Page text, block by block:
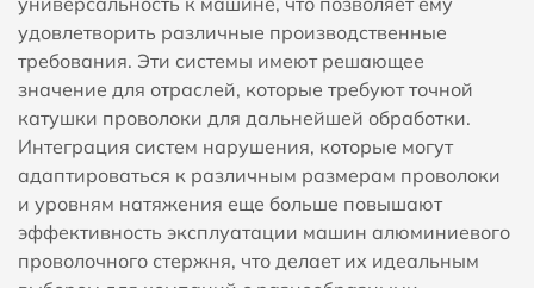
удовлетворить различные производственные
требования. Эти системы имеют решающее
значение для отраслей, которые требуют точной
катушки проволоки для дальнейшей обработки.
Интеграция систем нарушения, которые могут
адаптироваться к различным размерам проволоки
и уровням натяжения еще больше повышают
эффективность эксплуатации машин алюминиевого
проволочного стержня, что делает их идеальным